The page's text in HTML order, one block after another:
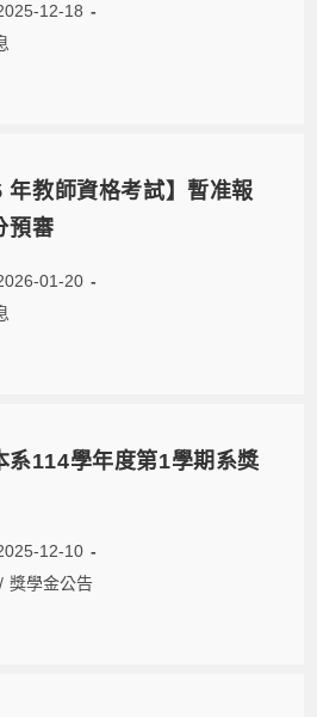
12-18
年教師資格考試】暫准報
預審
01-20
系114學年度第1學期系獎
12-10
/ 獎學金公告